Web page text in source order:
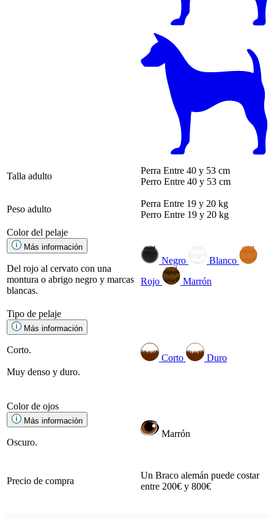
Talla adulto
Perra Entre 40 y 53 cm
Perro Entre 40 y 53 cm
Peso adulto
Perra Entre 19 y 20 kg
Perro Entre 19 y 20 kg
Color del pelaje
Más información
Del rojo al cervato con una
montura o abrigo negro y marcas
blancas.
Negro
Blanco
Rojo
Marrón
Tipo de pelaje
Más información
Corto.
Muy denso y duro.
Corto Duro
Color de ojos
Más información
Oscuro.
Marrón
Precio de compra
Un Braco alemán puede costar
entre 200€ y 800€